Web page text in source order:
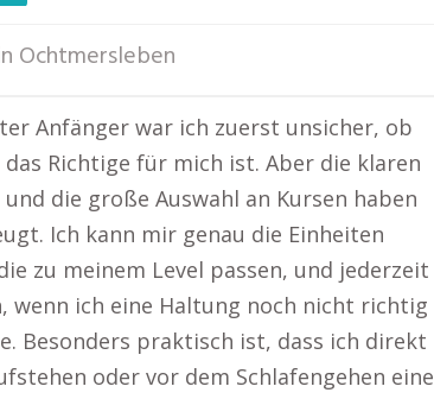
Ochtmersleben
Anfänger war ich zuerst unsicher, ob
das Richtige für mich ist. Aber die klaren
die große Auswahl an Kursen haben
Ich kann mir genau die Einheiten
zu meinem Level passen, und jederzeit
wenn ich eine Haltung noch nicht richtig
Besonders praktisch ist, dass ich direkt
oder vor dem Schlafengehen eine